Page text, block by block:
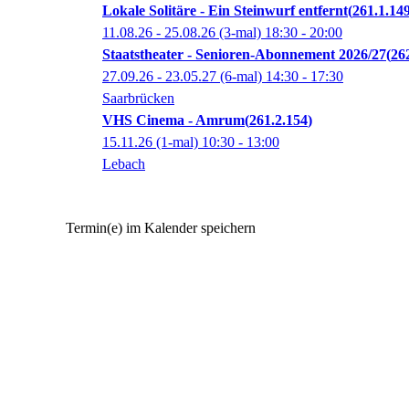
Lokale Solitäre - Ein Steinwurf entfernt
11.08.26 - 25.08.26 (3-mal) 18:30 - 20:00
Staatstheater - Senioren-Abonnement 2026/27
27.09.26 - 23.05.27 (6-mal) 14:30 - 17:30
Saarbrücken
VHS Cinema - Amrum 261.2.154
15.11.26 (1-mal) 10:30 - 13:00
Lebach
Termin(e) im Kalender speichern